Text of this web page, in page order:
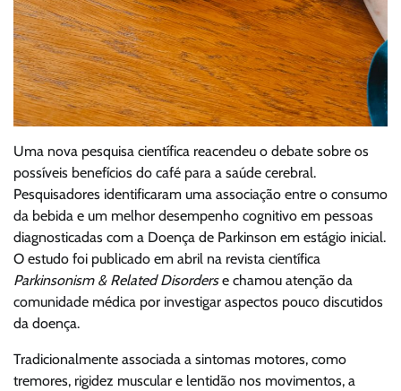
Uma nova pesquisa científica reacendeu o debate sobre os
possíveis benefícios do café para a saúde cerebral.
Pesquisadores identificaram uma associação entre o consumo
da bebida e um melhor desempenho cognitivo em pessoas
diagnosticadas com a Doença de Parkinson em estágio inicial.
O estudo foi publicado em abril na revista científica
Parkinsonism & Related Disorderse chamou atenção da
comunidade médica por investigar aspectos pouco discutidos
da doença.
Tradicionalmente associada a sintomas motores, como
tremores, rigidez muscular e lentidão nos movimentos, a